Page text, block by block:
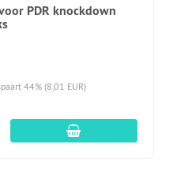
PDR knockdown
44% (8,01 EUR)
In winkelmandje